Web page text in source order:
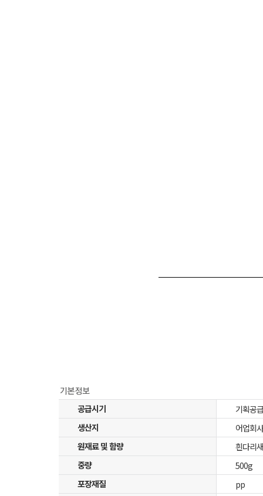
공급시기
기획공급
생산지
어업회
원재료 및 함량
흰다리
중량
500g
포장재질
pp